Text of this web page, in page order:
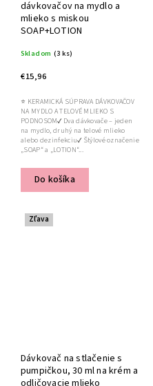
dávkovačov na mydlo a
mlieko s miskou
SOAP+LOTION
Skladom (3 ks)
€15,96
Do košíka
⭐ KERAMICKÁ SÚPRAVA DÁVKOVAČOV
NA MYDLO A TELOVÉ MLIEKO S
PODNOSOM✔ Dva dávkovače – jeden
na mydlo, druhý na telové mlieko
alebo dezinfekciu✔ Štýlové označenie
„SOAP“ a „LOTION“...
Zľava
Dávkovač na stlačenie s
pumpičkou, 30 ml na krém a
odličovacie mlieko